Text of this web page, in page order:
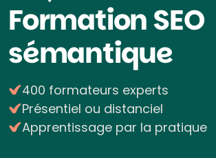
FormationSEO
sémantique
400 formateurs experts
Présentiel ou distanciel
Apprentissage par la pratique